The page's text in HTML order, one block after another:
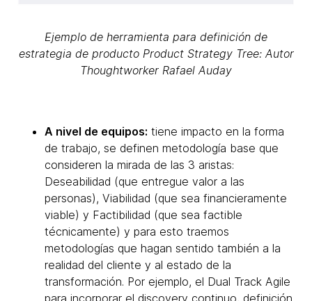
Ejemplo de herramienta para definición de
estrategia de producto Product Strategy Tree: Autor
Thoughtworker Rafael Auday
A nivel de equipos: tiene impacto en la forma
de trabajo, se definen metodología base que
consideren la mirada de las 3 aristas:
Deseabilidad (que entregue valor a las
personas), Viabilidad (que sea financieramente
viable) y Factibilidad (que sea factible
técnicamente) y para esto traemos
metodologías que hagan sentido también a la
realidad del cliente y al estado de la
transformación. Por ejemplo, el Dual Track Agile
para incorporar el discovery continuo, definición